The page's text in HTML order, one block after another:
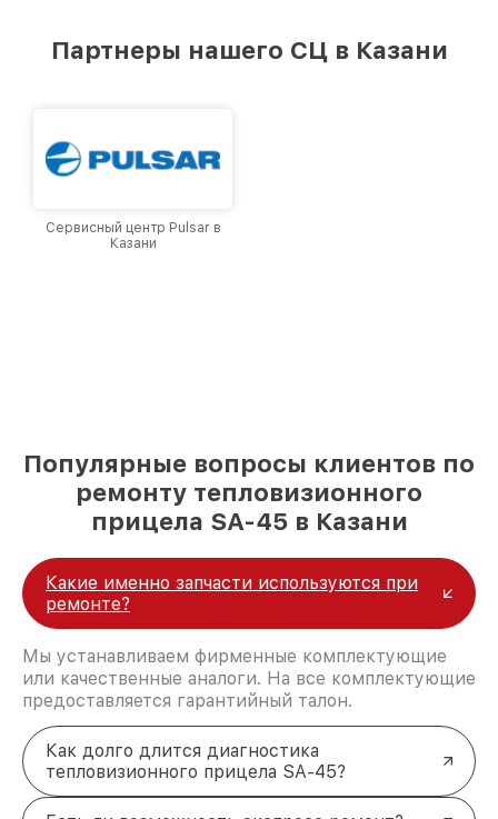
Партнеры нашего СЦ в Казани
Сервисный центр Pulsar в
Казани
Популярные вопросы клиентов по
ремонту тепловизионного
прицела SA-45 в Казани
Какие именно запчасти используются при
ремонте?
Мы устанавливаем фирменные комплектующие
или качественные аналоги. На все комплектующие
предоставляется гарантийный талон.
Как долго длится диагностика
тепловизионного прицела SA-45?